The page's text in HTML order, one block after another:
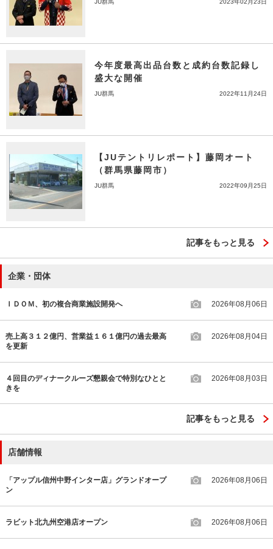
JU群馬 2023年02月23日
今年度最高出品台数と成約台数記録し
盛大な開催
JU群馬 2022年11月24日
【JUテントリレポート】藤岡オート
（群馬県藤岡市）
JU群馬 2022年09月25日
記事をもっと見る
企業・団体
ＩＤＯＭ、初の複合商業施設開発へ 2026年08月06日
売上高３１２億円、営業益１６１億円の過去最高
を更新
2026年08月04日
４回目のディナークルーズ懇親会で特別なひとと
きを
2026年08月03日
記事をもっと見る
店舗情報
「アップル信州中野インター店」グランドオープ
ン
2026年08月06日
ラビット北九州空港店オープン 2026年08月06日